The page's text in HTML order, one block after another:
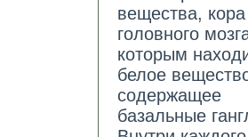
вещества, кора
головного
которым
белое
содержащее
базальные